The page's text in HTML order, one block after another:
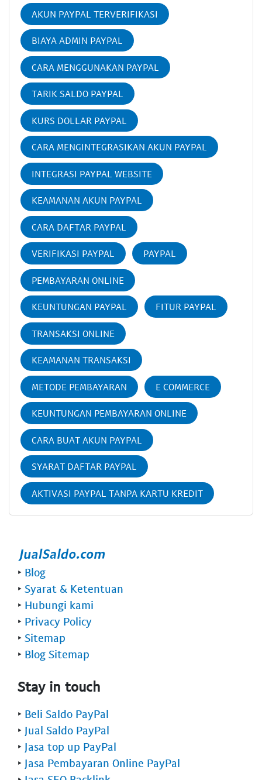
AKUN PAYPAL TERVERIFIKASI
BIAYA ADMIN PAYPAL
CARA MENGGUNAKAN PAYPAL
TARIK SALDO PAYPAL
KURS DOLLAR PAYPAL
CARA MENGINTEGRASIKAN AKUN PAYPAL
INTEGRASI PAYPAL WEBSITE
KEAMANAN AKUN PAYPAL
CARA DAFTAR PAYPAL
VERIFIKASI PAYPAL PAYPAL
PEMBAYARAN ONLINE
KEUNTUNGAN PAYPAL FITUR PAYPAL
TRANSAKSI ONLINE
KEAMANAN TRANSAKSI
METODE PEMBAYARAN E COMMERCE
KEUNTUNGAN PEMBAYARAN ONLINE
CARA BUAT AKUN PAYPAL
SYARAT DAFTAR PAYPAL
AKTIVASI PAYPAL TANPA KARTU KREDIT
‣ Blog
‣ Syarat & Ketentuan
‣ Hubungi kami
‣ Privacy Policy
‣ Sitemap
‣ Blog Sitemap
Stay in touch
‣ Beli Saldo PayPal
‣ Jual Saldo PayPal
‣ Jasa top up PayPal
‣ Jasa Pembayaran Online PayPal